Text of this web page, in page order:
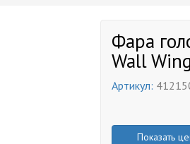
Фара
Wall
Артикул:
Показать